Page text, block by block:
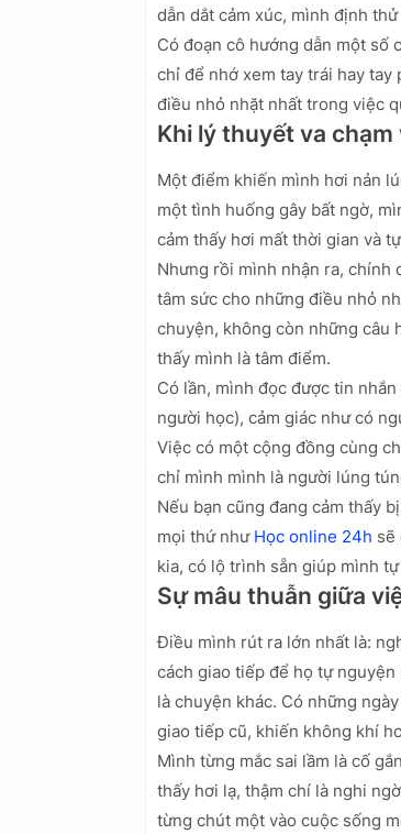
dẫn dắt cảm xúc, mình định
Có đoạn cô hướng dẫn một số
chỉ để nhớ xem tay trái hay tay
điều nhỏ nhặt nhất trong việc
Khi lý thuyết va
Một điểm khiến mình hơi nản
một tình huống gây bất ngờ,
cảm thấy hơi mất thời gian và
Nhưng rồi mình nhận ra, chính
tâm sức cho những điều nhỏ
chuyện, không còn những câu
thấy mình là tâm điểm.
Có lần, mình đọc được tin
người học), cảm giác như có
Việc có một cộng đồng cùng
chỉ mình mình là người lúng
Nếu bạn cũng đang cảm thấy
mọi thứ như Học online 24h sẽ
kia, có lộ trình sẵn giúp mình
Sự mâu thuẫn giữa
Điều mình rút ra lớn nhất là:
cách giao tiếp để họ tự
là chuyện khác. Có những
giao tiếp cũ, khiến không khí
Mình từng mắc sai lầm là cố
thấy hơi lạ, thậm chí là nghi
từng chút một vào cuộc sống